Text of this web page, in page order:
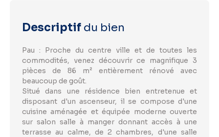
Descriptif du bien
Pau : Proche du centre ville et de toutes les
commodités, venez découvrir ce magnifique 3
pièces de 86 m² entièrement rénové avec
beaucoup de goût.
Situé dans une résidence bien entretenue et
disposant d'un ascenseur, il se compose d'une
cuisine aménagée et équipée moderne ouverte
sur salon salle à manger donnant accès à une
terrasse au calme, de 2 chambres, d'une salle